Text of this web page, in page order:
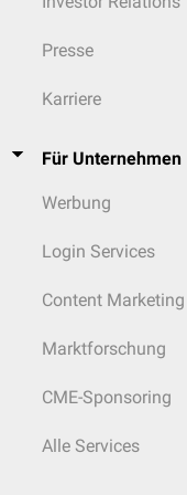
Presse
Karriere
Für Unternehmen
Werbung
Login Services
Content Marketing
Marktforschung
CME-Sponsoring
Alle Services